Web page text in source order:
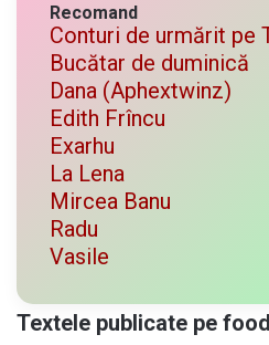
Recomand
Conturi de urmărit pe
Bucătar de duminică
Dana (Aphextwinz)
Edith Frîncu
Exarhu
La Lena
Mircea Banu
Radu
Vasile
Textele publicate pe